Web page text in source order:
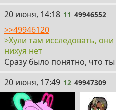
11
20 июня, 14:18 11 49946552
>>49946120
>Хули там исследовать,
нихуя нет
Сразу было понятно, что
12
20 июня, 17:49 12 49947309